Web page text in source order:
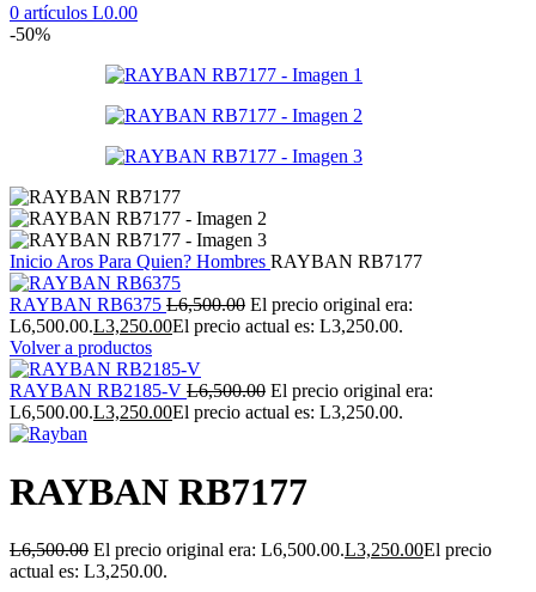
0 artículos L0.00
-50%
Inicio Aros Para Quien? Hombres RAYBAN RB7177
RAYBAN RB6375 L6,500.00 El precio original era:
L6,500.00.L3,250.00El precio actual es: L3,250.00.
Volver a productos
RAYBAN RB2185-V L6,500.00 El precio original era:
L6,500.00.L3,250.00El precio actual es: L3,250.00.
RAYBAN RB7177
L6,500.00 El precio original era: L6,500.00.L3,250.00El precio
actual es: L3,250.00.